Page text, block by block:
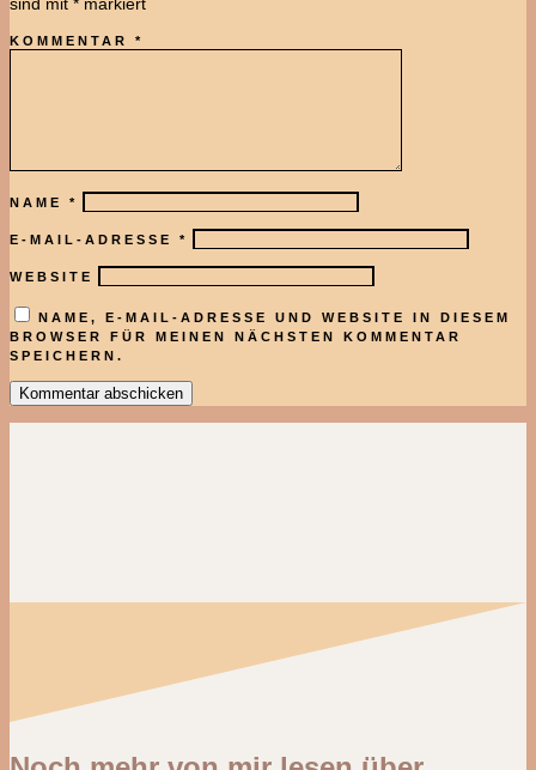
KOMMENTAR *
NAME *
E-MAIL-ADRESSE *
WEBSITE
NAME, E-MAIL-ADRESSE UND WEBSITE IN DIESEM
BROWSER FÜR MEINEN NÄCHSTEN KOMMENTAR
SPEICHERN.
Kommentar abschicken